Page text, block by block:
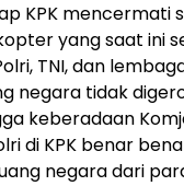
KPK mencermati
yang saat ini
TNI, dan
negara tidak
keberadaan
di KPK benar
negara dari